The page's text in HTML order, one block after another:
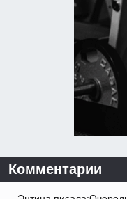
Комментарии